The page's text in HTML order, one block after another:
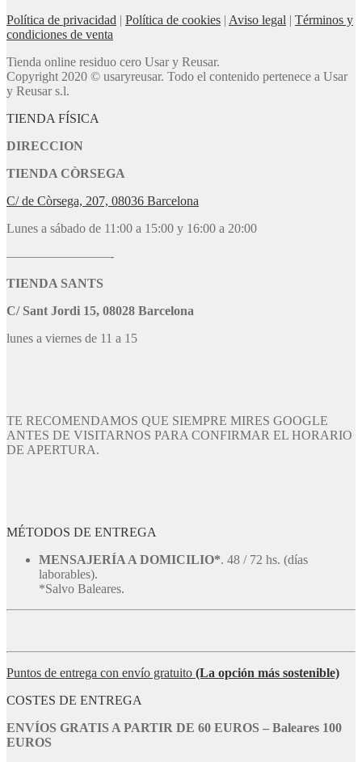
Política de privacidad | Política de cookies | Aviso legal | Términos y
condiciones de venta
Tienda online residuo cero Usar y Reusar.
Copyright 2020 © usaryreusar. Todo el contenido pertenece a Usar
y Reusar s.l.
TIENDA FÍSICA
DIRECCION
TIENDA CÒRSEGA
C/ de Còrsega, 207, 08036 Barcelona
Lunes a sábado de 11:00 a 15:00 y 16:00 a 20:00
————————-
TIENDA SANTS
C/ Sant Jordi 15, 08028 Barcelona
lunes a viernes de 11 a 15
TE RECOMENDAMOS QUE SIEMPRE MIRES GOOGLE
ANTES DE VISITARNOS PARA CONFIRMAR EL HORARIO
DE APERTURA.
MÉTODOS DE ENTREGA
MENSAJERÍA A DOMICILIO*. 48 / 72 hs. (días
laborables).
*Salvo Baleares.
Puntos de entrega con envío gratuito (La opción más sostenible)
COSTES DE ENTREGA
ENVÍOS GRATIS A PARTIR DE 60 EUROS – Baleares 100
EUROS